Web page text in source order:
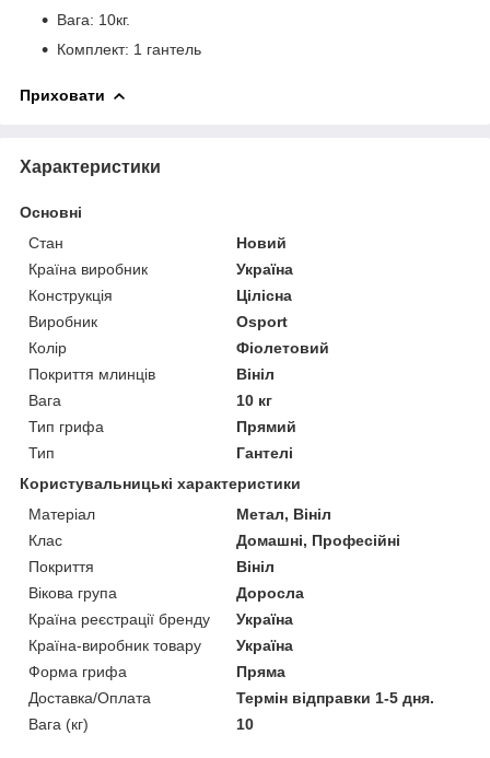
Вага: 10кг.
Комплект: 1 гантель
Приховати
Характеристики
Основні
Стан
Новий
Країна виробник
Україна
Конструкція
Цілісна
Виробник
Osport
Колір
Фіолетовий
Покриття млинців
Вініл
Вага
10 кг
Тип грифа
Прямий
Тип
Гантелі
Користувальницькі характеристики
Матеріал
Метал, Вініл
Клас
Домашні, Професійні
Покриття
Вініл
Вікова група
Доросла
Країна реєстрації бренду
Україна
Країна-виробник товару
Україна
Форма грифа
Пряма
Доставка/Оплата
Термін відправки 1-5 дня.
Вага (кг)
10